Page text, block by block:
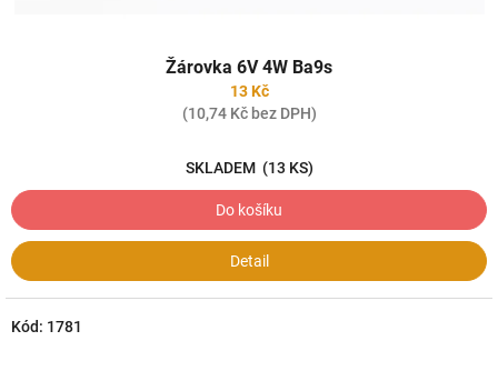
Žárovka 6V 4W Ba9s
13 Kč
(10,74 Kč bez DPH)
SKLADEM (13 KS)
Do košíku
Detail
Kód: 1781